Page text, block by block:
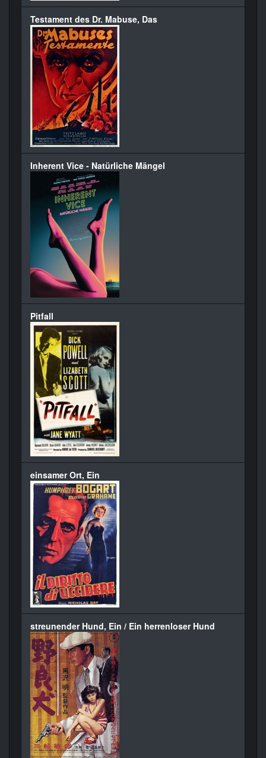
Testament des Dr. Mabuse, Das
Inherent Vice - Natürliche Mängel
Pitfall
einsamer Ort, Ein
streunender Hund, Ein / Ein herrenloser Hund